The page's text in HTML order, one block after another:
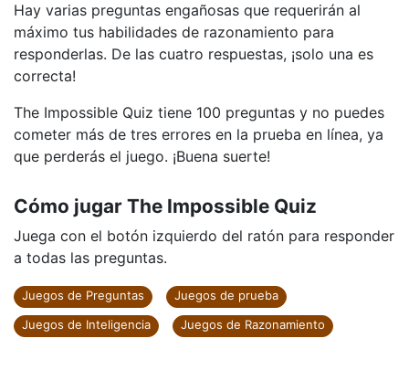
Hay varias preguntas engañosas que requerirán al
máximo tus habilidades de razonamiento para
responderlas. De las cuatro respuestas, ¡solo una es
correcta!
The Impossible Quiz tiene 100 preguntas y no puedes
cometer más de tres errores en la prueba en línea, ya
que perderás el juego. ¡Buena suerte!
Cómo jugar The Impossible Quiz
Juega con el botón izquierdo del ratón para responder
a todas las preguntas.
Juegos de Preguntas
Juegos de prueba
Juegos de Inteligencia
Juegos de Razonamiento